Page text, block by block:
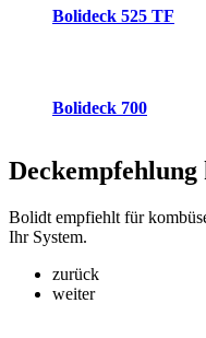
Bolideck 525 TF
Bolideck 700
Deckempfehlung
Bolidt empfiehlt für
Ihr System.
zurück
weiter